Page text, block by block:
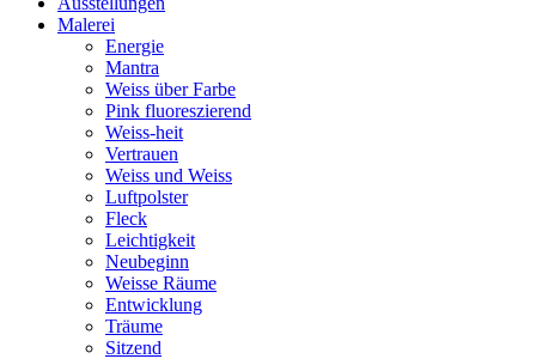
Malerei
Energie
Mantra
Weiss über Farbe
Pink fluoreszierend
Weiss-heit
Vertrauen
Weiss und Weiss
Luftpolster
Fleck
Leichtigkeit
Neubeginn
Weisse Räume
Entwicklung
Träume
Sitzend